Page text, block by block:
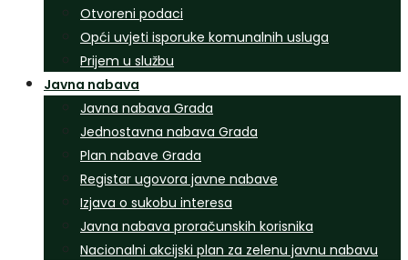
Otvoreni podaci
Opći uvjeti isporuke komunalnih usluga
Prijem u službu
Javna nabava
Javna nabava Grada
Jednostavna nabava Grada
Plan nabave Grada
Registar ugovora javne nabave
Izjava o sukobu interesa
Javna nabava proračunskih korisnika
Nacionalni akcijski plan za zelenu javnu nabavu